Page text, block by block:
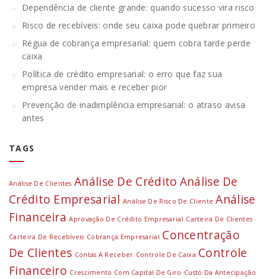
Dependência de cliente grande: quando sucesso vira risco
Risco de recebíveis: onde seu caixa pode quebrar primeiro
Régua de cobrança empresarial: quem cobra tarde perde
caixa
Política de crédito empresarial: o erro que faz sua
empresa vender mais e receber pior
Prevenção de inadimplência empresarial: o atraso avisa
antes
TAGS
Análise De Clientes Análise De Crédito Análise De
Crédito Empresarial Análise De Risco De Cliente Análise
Financeira Aprovação De Crédito Empresarial Carteira De Clientes
Carteira De Recebíveis Cobrança Empresarial Concentração
De Clientes Contas A Receber Controle De Caixa Controle
Financeiro Crescimento Com Capital De Giro Custo Da Antecipação